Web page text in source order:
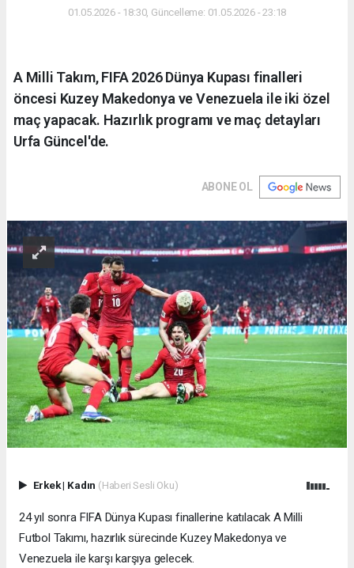
01.05.2026 - 18:30, Güncelleme: 01.05.2026 - 23:18
A Milli Takım, FIFA 2026 Dünya Kupası finalleri
öncesi Kuzey Makedonya ve Venezuela ile iki özel
maç yapacak. Hazırlık programı ve maç detayları
Urfa Güncel'de.
ABONE OL
Erkek| Kadın (Haberi Sesli Oku)
24 yıl sonra FIFA Dünya Kupası finallerine katılacak A Milli
Futbol Takımı, hazırlık sürecinde Kuzey Makedonya ve
Venezuela ile karşı karşıya gelecek.